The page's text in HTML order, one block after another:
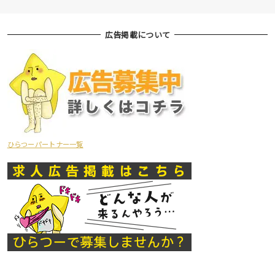
広告掲載について
ひらつーパートナー一覧